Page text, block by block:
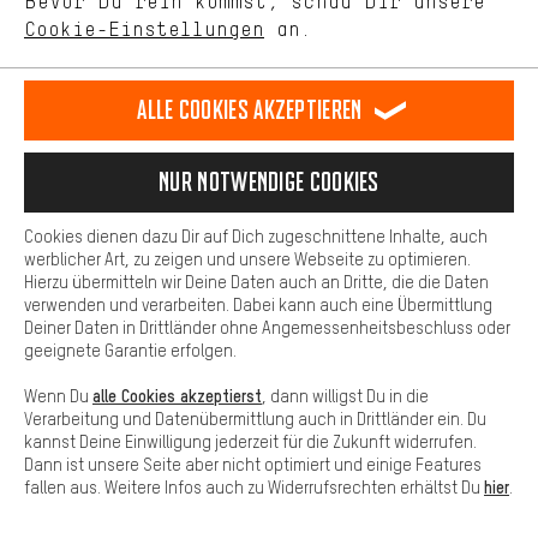
VERTRAG WIDERRUFEN Aachener Community Affiliateprogramm
Datenschutz Allgemeine Geschäftsbedingungen
Hinweisgebersystem Hinweise zur Batterieentsorgung
Cookie-Einstellungen Kontrast ändern
Alle Preise verstehen sich in Euro und exkl. MwSt zuzüglich
Versandkostenfür Lieferung nachUSA.
Cookie-Einstellungen an.
unseres Shop-Angebots.
Dein Shopping-Erlebnis wird komfortabler. Mit Komfort-Cookies
stellen wir Verknüpfungen zu Social Media Plattformen her. So
können wir dir weitere nützliche Inhalte und Informationen zur
Verfügung stellen. Zudem hast du die Möglichkeit zusätzliche
Services zu nutzen, die es dir erleichtern die richtigen Produkte zu
finden. Beispielsweise bieten wir eine Chat-Funktion an, damit
Fragen schnell und unkompliziert beantwortet werden können.
Basis
Basis-Cookies gewährleisten, dass Du unsere Webseite
grundsätzlich nutzen kannst.
Alle Cookies akzeptieren
Nur Notwendige Cookies
Cookies dienen dazu Dir auf Dich zugeschnittene Inhalte, auch
werblicher Art, zu zeigen und unsere Webseite zu optimieren.
Hierzu übermitteln wir Deine Daten auch an Dritte, die die Daten
verwenden und verarbeiten. Dabei kann auch eine Übermittlung
Deiner Daten in Drittländer ohne Angemessenheitsbeschluss oder
geeignete Garantie erfolgen.
Wenn Du alle Cookies akzeptierst , dann willigst Du in die
Verarbeitung und Datenübermittlung auch in Drittländer ein. Du
kannst Deine Einwilligung jederzeit für die Zukunft widerrufen.
Dann ist unsere Seite aber nicht optimiert und einige Features
fallen aus. Weitere Infos auch zu Widerrufsrechten erhältst Du hier